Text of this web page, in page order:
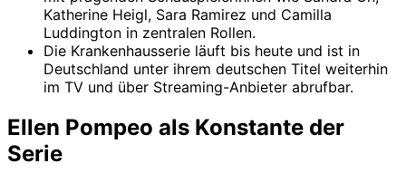
Katherine Heigl, Sara Ramirez und Camilla
Luddington in zentralen Rollen.
Die Krankenhausserie läuft bis heute und ist in
Deutschland unter ihrem deutschen Titel weiterhin
im TV und über Streaming-Anbieter abrufbar.
Ellen Pompeo als Konstante der
Serie